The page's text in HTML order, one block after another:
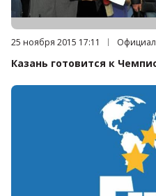
Дата публикации:
25 ноября 2015 17:11
Казань готовится к